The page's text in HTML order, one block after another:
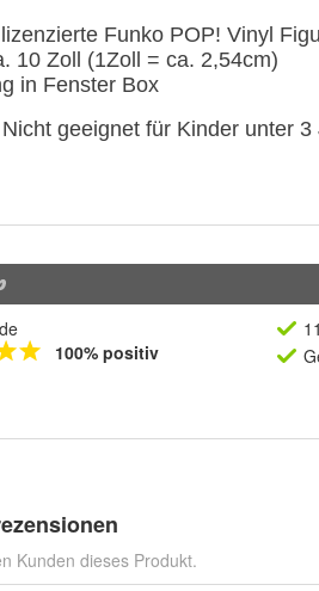
100% positiv
Kunden dieses Produkt.